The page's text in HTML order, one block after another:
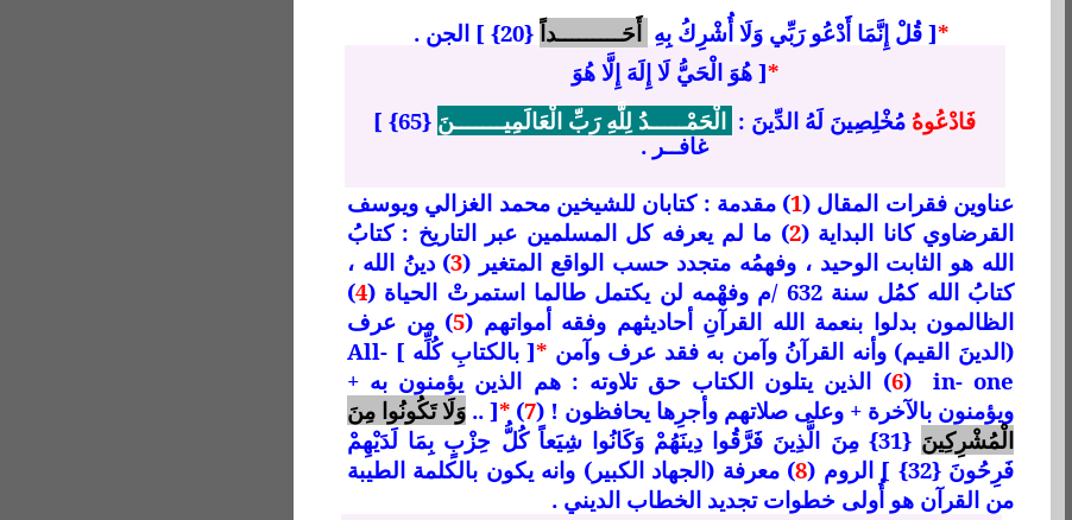
*[ قُلْ إِنَّمَا أَدْعُو رَبِّي وَلَا أُشْرِكُ بِهِ أَحَـــــــــداً {20} ] الجن .
*[ هُوَ الْحَيُّ لَا إِلَهَ إِلَّا هُوَ
فَادْعُوهُ مُخْلِصِينَ لَهُ الدِّينَ : الْحَمْـــــدُ لِلَّهِ رَبِّ الْعَالَمِيـــــــنَ
{65} ]
غافــر .
عناوين فقرات المقال (1) مقدمة :كتابان للشيخين محمد الغزالي ويوسف
القرضاوي كانا البداية (2) ما لم يعرفه كل المسلمين عبر التاريخ : كتابُ
الله هو الثابت الوحيد ، وفهمُه متجدد حسب الواقع المتغير (3) دينُ الله ،
كتابُ الله كمُل سنة 632 /م وفهْمه لن يكتمل طالما استمرتْ الحياة (
4
)
الظالمون بدلوا بنعمة الله القرآنِ أحاديثهم وفقه أمواتهم (5) من عرف
(الدينَ القيم) وأنه القرآنُ وآمن به فقد عرف وآمن *[ بالكتابِ كُلِّه ] All-
in- one
(
6) الذين يتلون الكتاب حق تلاوته : هم الذين يؤمنون به +
ويؤمنون بالآخرة + وعلى صلاتهم وأجرِها يحافظون ! (7
)
*
[ .. وَلَا تَكُونُوا مِنَ
الْمُشْرِكِينَ
{31} مِنَ الَّذِينَ فَرَّقُوا دِينَهُمْ وَكَانُوا شِيَعاً كُلُّ حِزْبٍ بِمَا لَدَيْهِمْ
فَرِحُونَ {32}‏ ] الروم (
8) معرفة (الجهاد الكبير) وانه يكون بالكلمة الطيبة
من القرآن هو أُولى خطوات تجديد الخطاب الديني .